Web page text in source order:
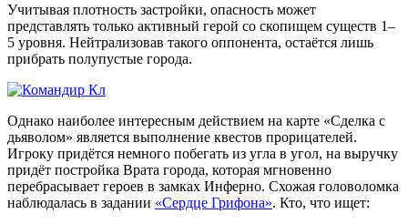
Учитывая плотность застройки, опасность может
представлять только активный герой со скопищем существ 1–
5 уровня. Нейтрализовав такого оппонента, остаётся лишь
прибрать полупустые города.
Однако наиболее интересным действием на карте «Сделка с
дьяволом» является выполнение квестов прорицателей.
Игроку придётся немного побегать из угла в угол, на выручку
придёт постройка Врата города, которая мгновенно
перебрасывает героев в замках Инферно. Схожая головоломка
наблюдалась в задании «Сердце Грифона». Кто, что ищет: